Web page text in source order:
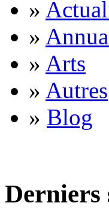
»
»
» Arts
» Autres
» Blog
Derniers